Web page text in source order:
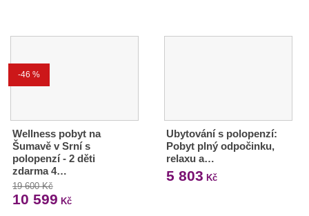
-46 %
Wellness pobyt na
Šumavě v Srní s
polopenzí - 2 děti
zdarma 4…
19 600 Kč
10 599 Kč
Ubytování s polopenzí:
Pobyt plný odpočinku,
relaxu a…
5 803 Kč